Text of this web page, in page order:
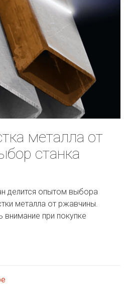
металла от
станка
делится опытом выбора
металла от ржавчины.
внимание при покупке